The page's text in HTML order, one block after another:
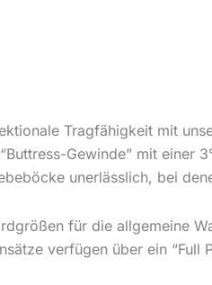
Tragfähigkeit mit
Gewinde” mit einer
unerlässlich, bei
für die allgemeine
verfügen über ein